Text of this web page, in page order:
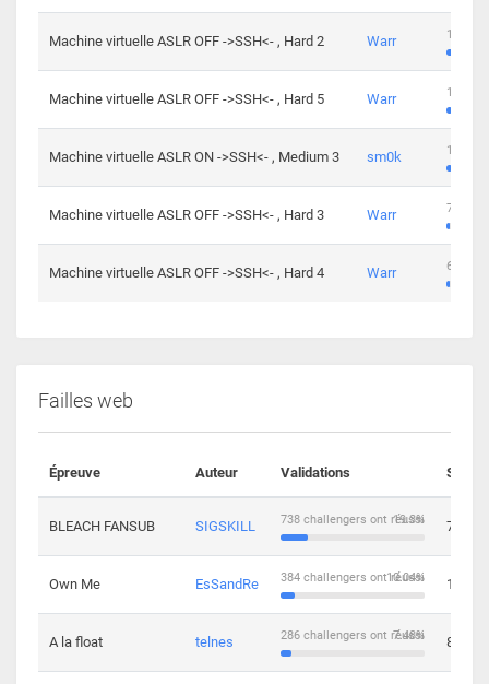
Machine virtuelle ASLR OFF ->SSH<- , Hard 2 Warr 176
Machine virtuelle ASLR OFF ->SSH<- , Hard 5 Warr 115
Machine virtuelle ASLR ON ->SSH<- , Medium 3 sm0k 115
Machine virtuelle ASLR OFF ->SSH<- , Hard 3 Warr 76
Machine virtuelle ASLR OFF ->SSH<- , Hard 4 Warr 63
Failles web
Épreuve Auteur Validations
BLEACH FANSUB SIGSKILL 19.3%
738 challengers ont réussi 7
Own Me EsSandRe 10.04%
384 challengers ont réussi 13
A la float telnes 7.48%
286 challengers ont réussi 8